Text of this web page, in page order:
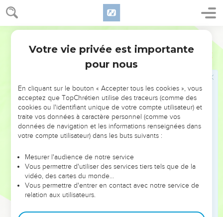
Matthieu 18
28 En sortant, ce serviteur trouva un de ses compagnons qui
lui devait cent deniers. Il le saisit et le serrait à la gorge en
disant : Paie ce que tu [me] dois.
Son compagnon se jeta à ses pieds et le suppliait disant :
Prends patience envers moi, et je te paierai.
Mais lui ne voulut pas ; il alla le jeter en prison, jusqu’à ce
qu’il ait payé ce qu’il devait.
Ses compagnons, voyant ce qui arrivait, furent
profondément attristés, et ils allèrent raconter à leur maître
tout ce qui s’était passé.
Alors le maître fit appeler ce serviteur et lui dit : Méchant
serviteur, je t’avais remis en entier ta dette, parce que tu
m’en avais supplié ;
ne devais-tu pas avoir pitié de ton compagnon, comme j’ai
eu pitié de toi ?
Votre vie privée est importante
pour nous
En cliquant sur le bouton « Accepter tous les cookies », vous
acceptez que TopChrétien utilise des traceurs (comme des
cookies ou l'identifiant unique de votre compte utilisateur) et
traite vos données à caractère personnel (comme vos
données de navigation et les informations renseignées dans
votre compte utilisateur) dans les buts suivants :
Mesurer l'audience de notre service
Vous permettre d'utiliser des services tiers tels que de la
vidéo, des cartes du monde…
Vous permettre d'entrer en contact avec notre service de
relation aux utilisateurs.